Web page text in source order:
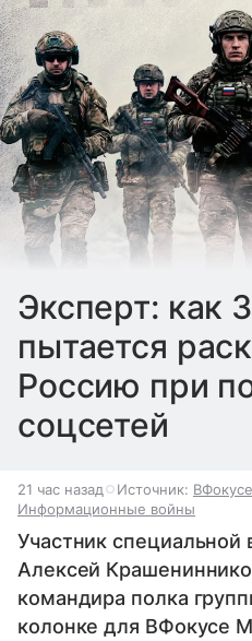
Эксперт: как
пытается
Россию при
соцсетей
21 час назад Источник:
Информационные войны
Участник специальной
Алексей
командира полка
колонке для ВФокусе